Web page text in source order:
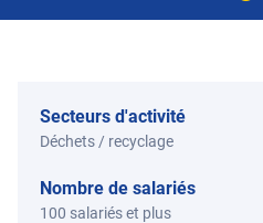
Secteurs d'activité
Déchets / recyclage
Nombre de salariés
100 salariés et plus